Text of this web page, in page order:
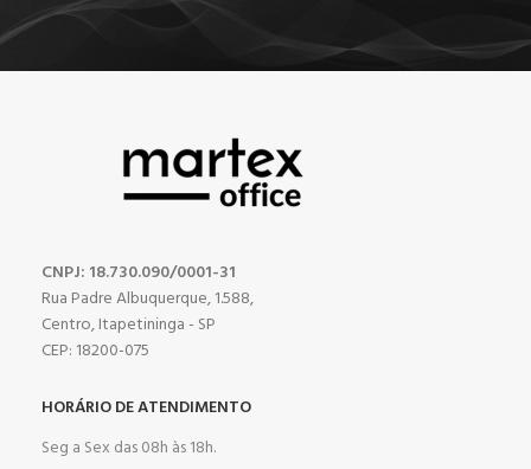
CNPJ: 18.730.090/0001-31
Rua Padre Albuquerque, 1.588,
Centro, Itapetininga - SP
CEP: 18200-075
HORÁRIO DE ATENDIMENTO
Seg a Sex das 08h às 18h.